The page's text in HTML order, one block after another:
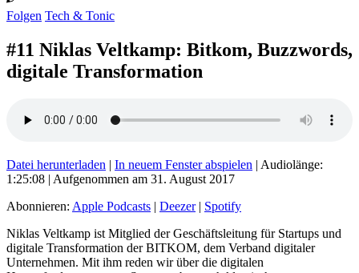
Folgen Tech & Tonic
#11 Niklas Veltkamp: Bitkom, Buzzwords,
digitale Transformation
Datei herunterladen | In neuem Fenster abspielen | Audiolänge:
1:25:08 | Aufgenommen am 31. August 2017
Abonnieren: Apple Podcasts | Deezer| Spotify
Niklas Veltkamp ist Mitglied der Geschäftsleitung für Startups und
digitale Transformation der BITKOM, dem Verband digitaler
Unternehmen. Mit ihm reden wir über die digitalen